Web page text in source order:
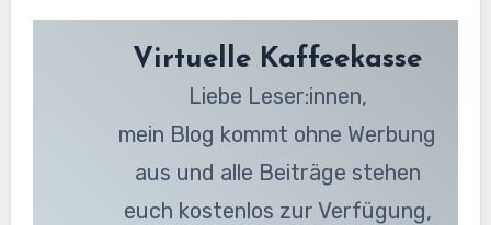
Virtuelle Kaffeekasse
Liebe Leser:innen,
mein Blog kommt ohne Werbung
aus und alle Beiträge stehen
euch kostenlos zur Verfügung,